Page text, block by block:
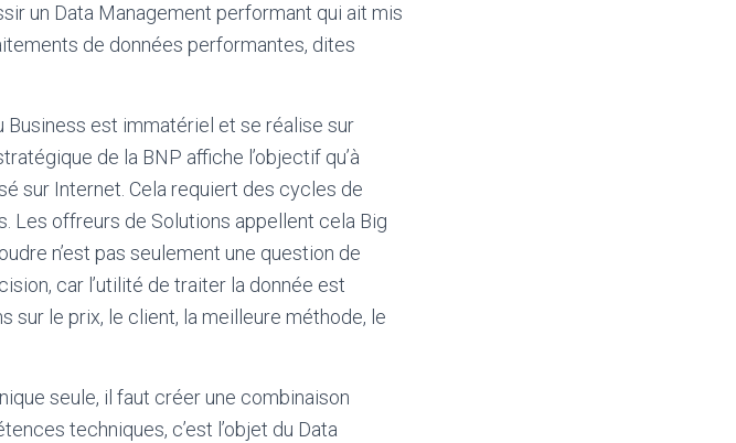
un Data Management performant qui ait mis
de données performantes, dites
Business est immatériel et se réalise sur
de la BNP affiche l’objectif qu’à
sur Internet. Cela requiert des cycles de
Les offreurs de Solutions appellent cela Big
n’est pas seulement une question de
car l’utilité de traiter la donnée est
le prix, le client, la meilleure méthode, le
seule, il faut créer une combinaison
techniques, c’est l’objet du Data